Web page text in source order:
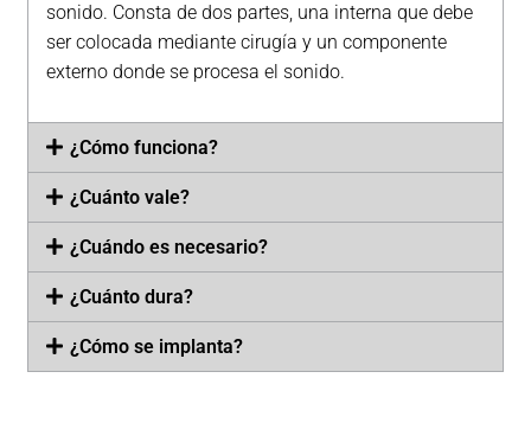
sonido. Consta de dos partes, una interna que debe
ser colocada mediante cirugía y un componente
externo donde se procesa el sonido.
¿Cómo funciona?
¿Cuánto vale?
¿Cuándo es necesario?
¿Cuánto dura?
¿Cómo se implanta?